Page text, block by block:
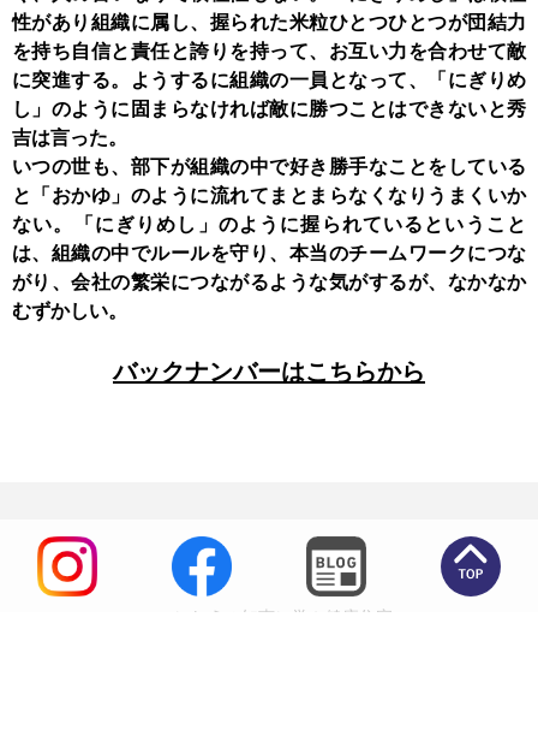
性があり組織に属し、握られた米粒ひとつひとつが団結力
を持ち自信と責任と誇りを持って、お互い力を合わせて敵
に突進する。ようするに組織の一員となって、「にぎりめ
し」のように固まらなければ敵に勝つことはできないと秀
吉は言った。
いつの世も、部下が組織の中で好き勝手なことをしている
と「おかゆ」のように流れてまとまらなくなりうまくいか
ない。「にぎりめし」のように握られているということ
は、組織の中でルールを守り、本当のチームワークにつな
がり、会社の繁栄につながるような気がするが、なかなか
むずかしい。
バックナンバーはこちらから
いにしえの知恵に学ぶ健康住宅